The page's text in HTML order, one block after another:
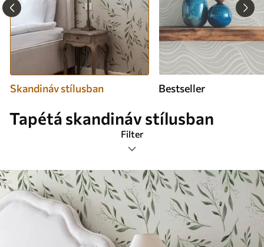
Skandináv stílusban Bestseller
Tapétá skandináv stílusban
Filter
Címkék
Legnépszerűbb
Mindent visszaállítani